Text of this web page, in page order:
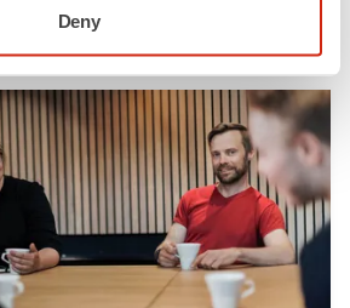
Deny
Réseaux & Membres